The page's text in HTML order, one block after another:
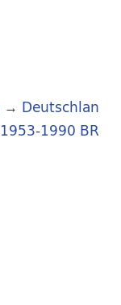
→ Deutschlan
1953-1990 BR